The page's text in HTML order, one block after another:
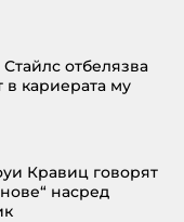
отбелязва
кариерата му
Кравиц говорят
насред